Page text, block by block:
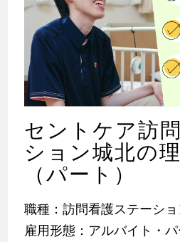
セントケア訪
ション城北の
（パート）
職種：訪問看護ステーシ
雇用形態：アルバイト・パ